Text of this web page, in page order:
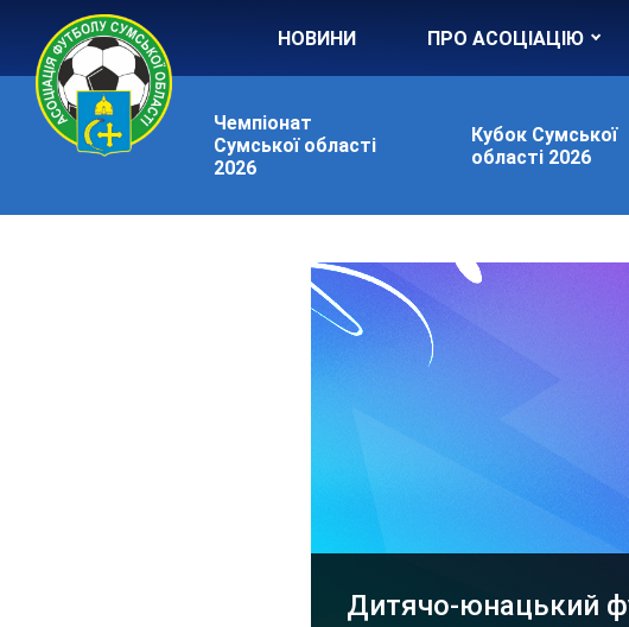
НОВИНИ ПРО АСОЦІАЦІЮ
Чемпіонат
Сумської області
2026
Кубок Сумської
області 2026
Дитячо-юнацький